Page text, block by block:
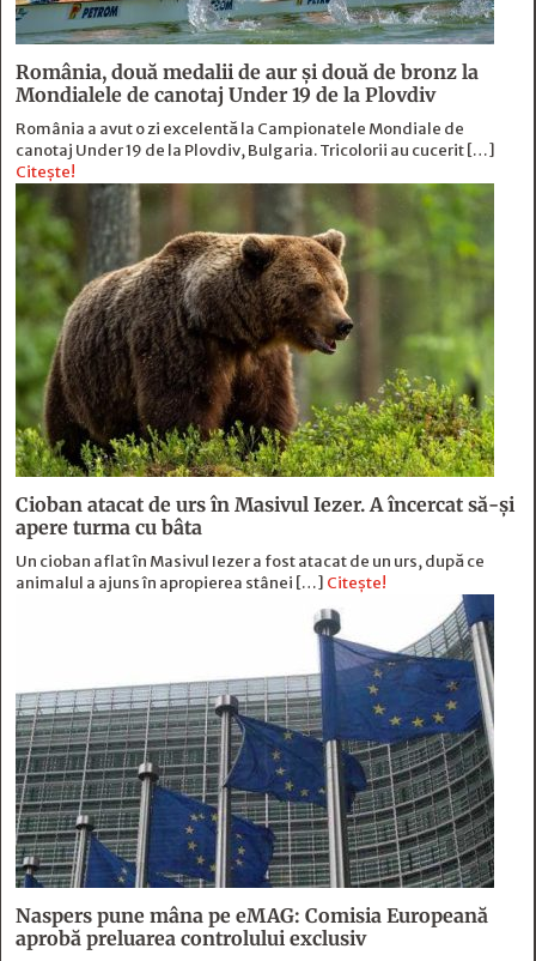
România, două medalii de aur și două de bronz la
Mondialele de canotaj Under 19 de la Plovdiv
România a avut o zi excelentă la Campionatele Mondiale de
canotaj Under 19 de la Plovdiv, Bulgaria. Tricolorii au cucerit […]
Citește!
Cioban atacat de urs în Masivul Iezer. A încercat să-și
apere turma cu bâta
Un cioban aflat în Masivul Iezer a fost atacat de un urs, după ce
animalul a ajuns în apropierea stânei […] Citește!
Naspers pune mâna pe eMAG: Comisia Europeană
aprobă preluarea controlului exclusiv